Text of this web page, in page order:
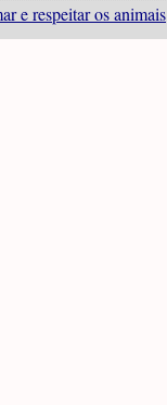
e respeitar os animais